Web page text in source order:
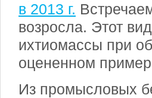
в 2013 г.
возросла. Этот
ихтиомассы при
оцененном
Из промысловых